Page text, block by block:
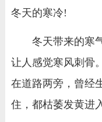
冬天的寒冷!
冬天带来的寒
让人感觉寒风刺骨
在道路两旁，曾经
住，都枯萎发黄进